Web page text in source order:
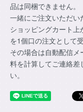
品は同梱できません。
一緒にご注文いただい
ショッピングカート
を1個口の注文として
その場合は自動配信
料を計算してご連絡差
い。